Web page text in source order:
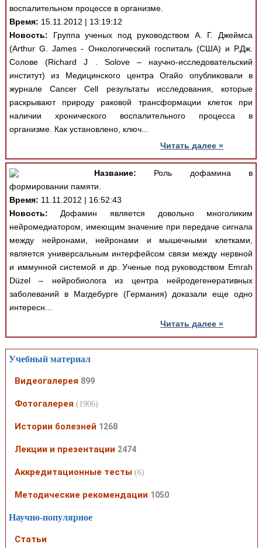
воспалительном процессе в организме.
Время: 15.11.2012 | 13:19:12
Новость: Группа ученых под руководством А. Г. Джеймса
(Arthur G. James - Онкологический госпиталь (США) и Р.Дж.
Солове (Richard J . Solove – научно-исследовательский
институт) из Медицинского центра Огайо опубликовали в
журнале Cancer Cell результаты исследования, которые
раскрывают природу раковой трансформации клеток при
наличии хронического воспалительного процесса в
организме. Как установлено, ключ...
Читать далее »
Название: Роль дофамина в
формировании памяти.
Время: 11.11.2012 | 16:52:43
Новость: Дофамин является довольно многоликим
нейромедиатором, имеющим значение при передаче сигнала
между нейронами, нейронами и мышечными клетками,
является универсальным интерфейсом связи между нервной
и иммунной системой и др. Ученые под руководством Emrah
Düzel – нейробиолога из центра нейродегенеративных
заболеваний в Магдебурге (Германия) доказали еще одно
интересн...
Читать далее »
Учебный материал
Видеогалерея 899
Фотогалерея (1906)
Истории болезней 1268
Лекции и презентации 2474
Аккредитационные тесты (6)
Методические рекомендации 1050
Научно-популярное
Статьи